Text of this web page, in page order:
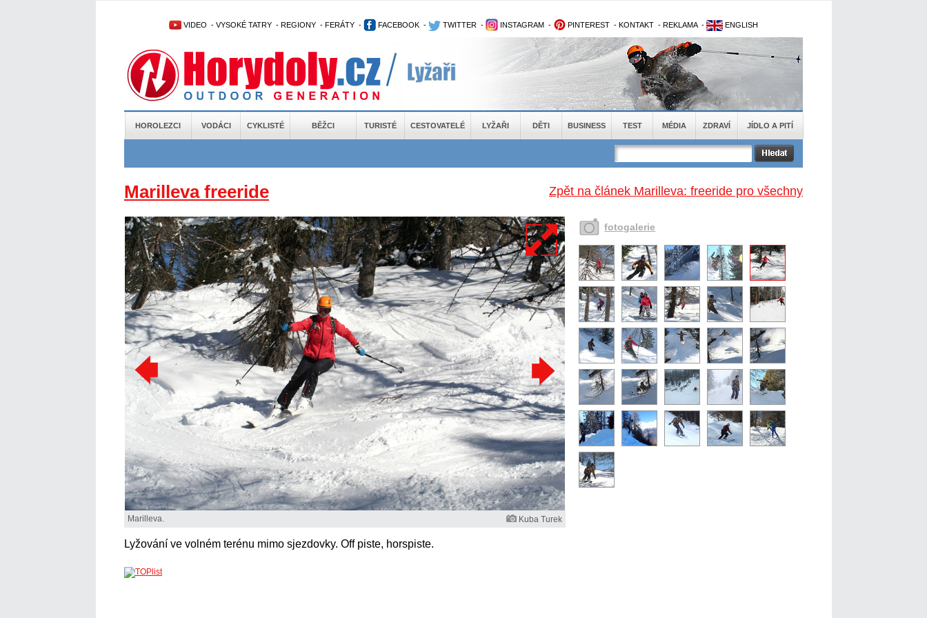
VIDEO - VYSOKÉ TATRY - REGIONY - FERÁTY - FACEBOOK - TWITTER - INSTAGRAM - PINTEREST - KONTAKT - REKLAMA - ENGLISH
HOROLEZCI VODÁCI CYKLISTÉ BĚŽCI TURISTÉ CESTOVATELÉ LYŽAŘI DĚTI BUSINESS TEST MÉDIA ZDRAVÍ JÍDLO A PITÍ
Zpět na článek Marilleva: freeride pro všechny
Marilleva freeride
Marilleva. Kuba Turek
Lyžování ve volném terénu mimo sjezdovky. Off piste, horspiste.
fotogalerie